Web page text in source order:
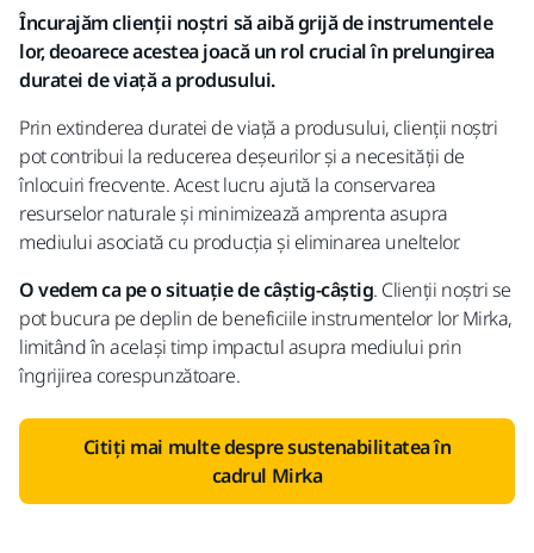
Încurajăm clienții noștri să aibă grijă de instrumentele
lor, deoarece acestea joacă un rol crucial în prelungirea
duratei de viață a produsului.
Prin extinderea duratei de viață a produsului, clienții noștri
pot contribui la reducerea deșeurilor și a necesității de
înlocuiri frecvente. Acest lucru ajută la conservarea
resurselor naturale și minimizează amprenta asupra
mediului asociată cu producția și eliminarea uneltelor.
O vedem ca pe o situație de câștig-câștig. Clienții noștri se
pot bucura pe deplin de beneficiile instrumentelor lor Mirka,
limitând în același timp impactul asupra mediului prin
îngrijirea corespunzătoare.
Citiți mai multe despre sustenabilitatea în
cadrul Mirka